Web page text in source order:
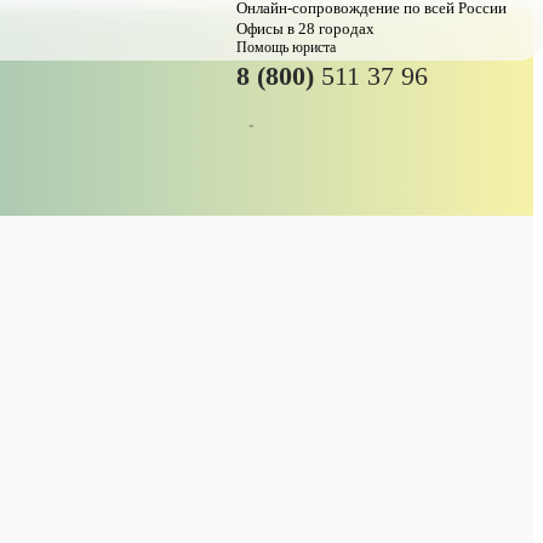
Онлайн-сопровождение по всей России
Офисы в 28 городах
Помощь юриста
8 (800) 511 37 96